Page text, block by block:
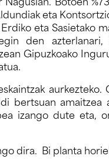
Botoen
eta
eta Sasietako
den azterlanari,
Gipuzkoako
aurkezteko.
bertsuan amaitzea
izango dute eta,
dira. Bi planta